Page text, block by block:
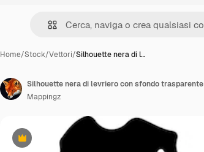
Home/Stock/Vettori/Silhouette nera di l…
Premium
Silhouette nera di levriero con sfondo trasparente
Mappingz